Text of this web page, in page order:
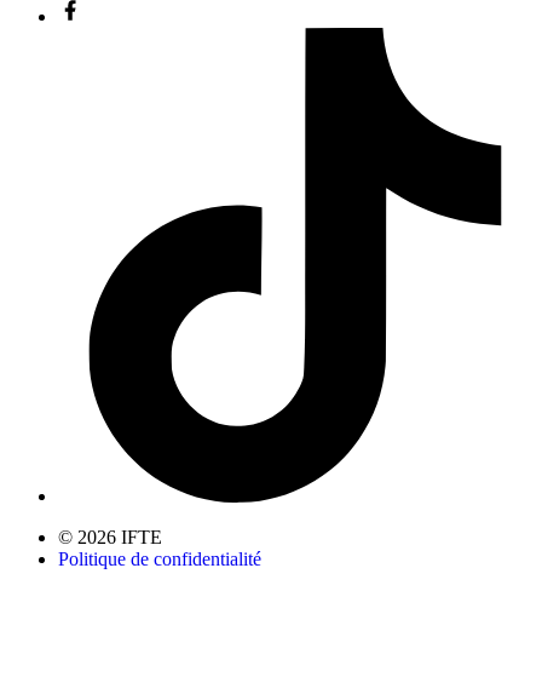
© 2026 IFTE
Politique de confidentialité